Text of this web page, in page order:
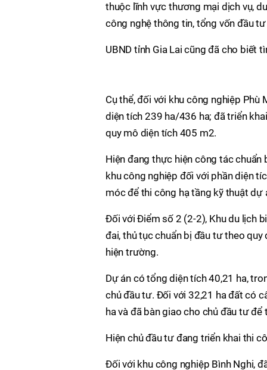
thuộc lĩnh vực thương mại dịch vụ,
công nghệ thông tin, tổng vốn đầu
UBND tỉnh Gia Lai cũng đã cho biết
Cụ thể, đối với khu công nghiệp Phù
diện tích 239 ha/436 ha; đã triển
quy mô diện tích 405 m2.
Hiện đang thực hiện công tác
khu công nghiệp đối với phần diện
móc để thi công hạ tầng kỹ thuật dự
Đối với Điểm số 2 (2-2), Khu du lịch
đai, thủ tục chuẩn bị đầu tư theo
hiện trường.
Dự án có tổng diện tích 40,21 ha,
chủ đầu tư. Đối với 32,21 ha đất có
ha và đã bàn giao cho chủ đầu tư để
Hiện chủ đầu tư đang triển khai thi
Đối với khu công nghiệp Bình Nghi,